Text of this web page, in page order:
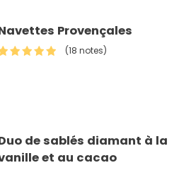
Provençales
(18 notes)
de sablés diamant à la
et au cacao